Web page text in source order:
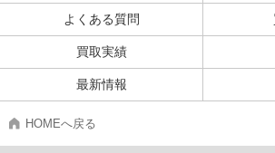
よくある質問
買取実績
最新情報
HOMEへ戻る